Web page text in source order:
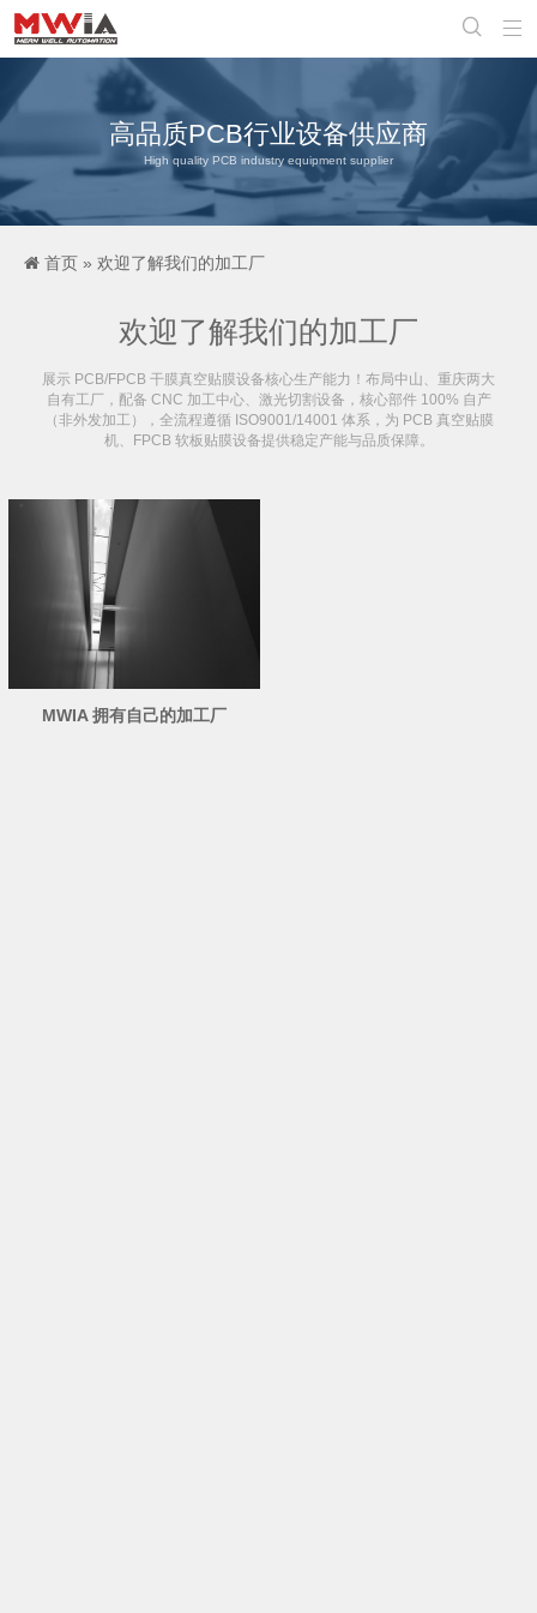


高品质PCB行业设备供应商
High quality PCB industry equipment supplier
首页 » 欢迎了解我们的加工厂
欢迎了解我们的加工厂
展示 PCB/FPCB 干膜真空贴膜设备核心生产能力！布局中山、重庆两大
自有工厂，配备 CNC 加工中心、激光切割设备，核心部件 100% 自产
（非外发加工），全流程遵循 ISO9001/14001 体系，为 PCB 真空贴膜
机、FPCB 软板贴膜设备提供稳定产能与品质保障。
MWIA 拥有自己的加工厂